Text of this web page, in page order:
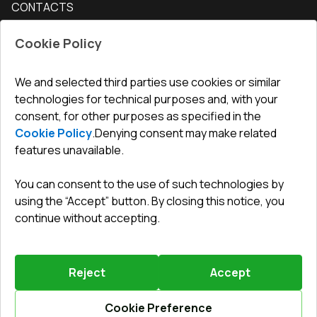
Interior doors
How to measure windows
For companies, cooperation
Conditions for returning goods
Guarantee
CONTACTS
undefined(undefined)
info@toptechnik.com.pl
Polityka prywatności
REGULAMIN
©2026.All right reserved.Powered byVitrager.com.
Report a problem?
Cookie Policy
We and selected third parties use cookies or similar
technologies for technical purposes and, with your
consent, for other purposes as specified in the
Cookie Policy.Denying consent may make related
features unavailable.
You can consent to the use of such technologies by
using the “Accept” button. By closing this notice, you
continue without accepting.
Reject Accept
Cookie Preference